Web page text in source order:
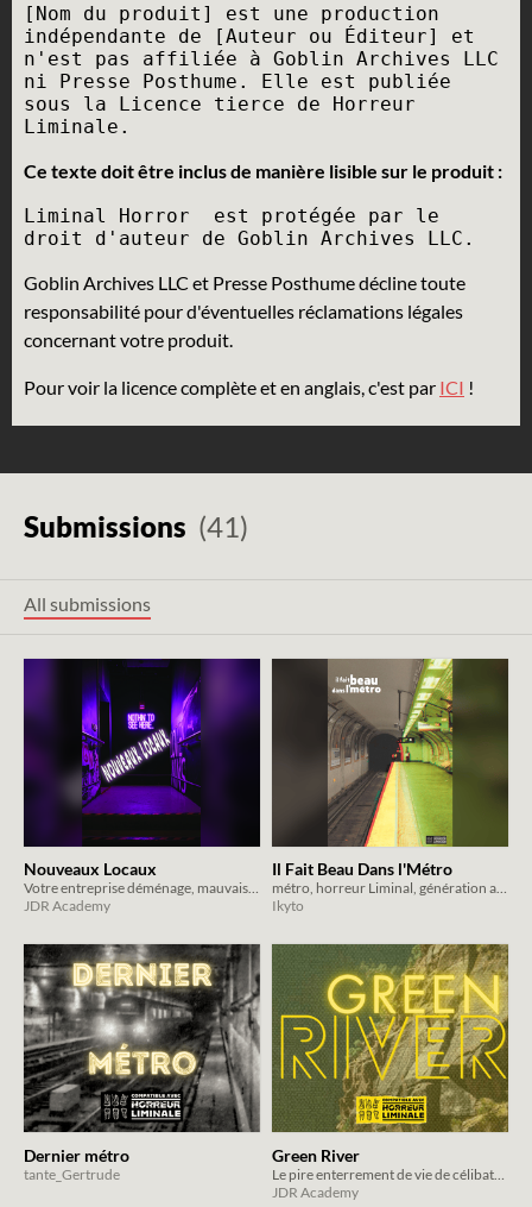
[Nom du produit] est une production
indépendante de [Auteur ou Éditeur] et
n'est pas affiliée à Goblin Archives LLC
ni Presse Posthume. Elle est publiée
sous la Licence tierce de Horreur
Ce texte doit être inclus de manière lisible sur le produit :
Liminal Horror  est protégée par le
Goblin Archives LLC et Presse Posthume décline toute
responsabilité pour d'éventuelles réclamations légales
concernant votre produit.
Pour voir la licence complète et en anglais, c'est par ICI !
Submissions (41)
All submissions
Nouveaux Locaux
Votre entreprise déménage, mauvaise surprise...
JDR Academy
Il Fait Beau Dans l'Métro
métro, horreur Liminal, génération aléatoire
Ikyto
Dernier métro
tante_Gertrude
Green River
JDR Academy